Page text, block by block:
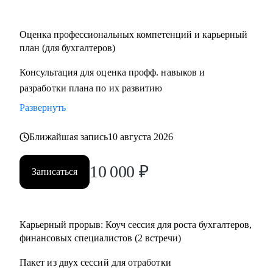
• Финансовым директорам, желающим выйти на
• Бухгалтерам, которые хотят вырасти до главбуха.
• Главным бухгалтерам, которые "засиделись на одном
месте".
налоговым консультантам.
Оценка профессиональных компетенций и карьерный
план (для бухгалтеров)
Консультация для оценка профф. навыков и
разработки плана по их развитию
Развернуть
Ближайшая запись10 августа 2026
Записаться 10 000 ₽
Карьерный прорыв: Коуч сессия для роста бухгалтеров,
финансовых специалистов (2 встречи)
Пакет из двух сессий для отработки